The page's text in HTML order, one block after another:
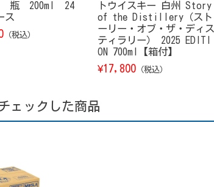
瓶 200ml 24
ス
（税込）
トウイスキー 白州 Story
of the Distillery（スト
ーリー・オブ・ザ・ディス
ティラリー） 2025 EDITI
ON 700ml【箱付】
¥17,800 （税込）
ェックした商品